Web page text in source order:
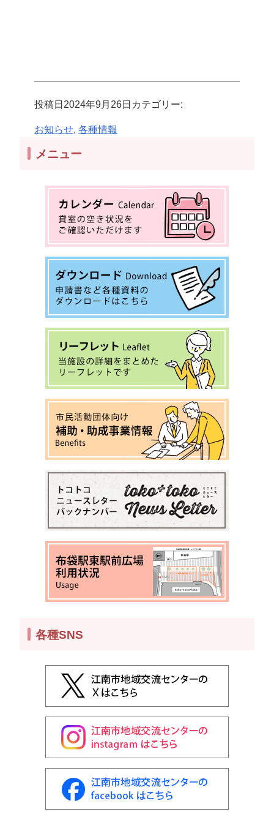
投稿日 2024年9月26日 カテゴリー:
お知らせ, 各種情報
メニュー
各種SNS